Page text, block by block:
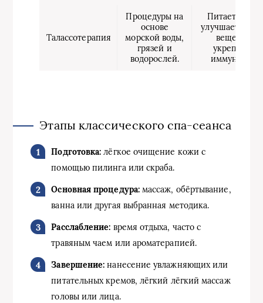
Талассотерапия
Процедуры на
основе
морской воды,
грязей и
водорослей.
Питает кожу,
улучшает
веществ,
укрепляет
иммунитет.
Этапы классического спа-сеанса
Подготовка: лёгкое очищение кожи с
помощью пилинга или скраба.
Основная процедура:массаж, обёртывание,
ванна или другая выбранная методика.
Расслабление: время отдыха, часто с
травяным чаем или ароматерапией.
Завершение: нанесение увлажняющих или
питательных кремов, лёгкий лёгкий массаж
головы или лица.